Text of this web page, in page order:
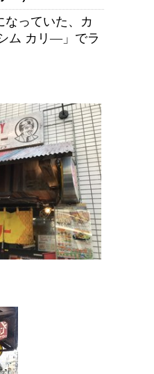
なっていた、カ
ム カリ―」でラ